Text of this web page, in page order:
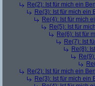
Re(2): Ist für mich ein
Re(3): Ist für mich ein
Re(4): Ist für mich
Re(5): Ist für
Re(6): Ist für
Re(7): Ist
Re(8):
Re(2): Ist für mich ein
Re(3): Ist für mich ein